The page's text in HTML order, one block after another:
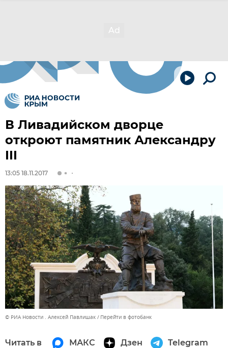
В Ливадийском дворце
откроют памятник Александру
III
13:05 18.11.2017
© РИА Новости . Алексей Павлишак Перейти в фотобанк
Читать в МАКС Дзен Telegram